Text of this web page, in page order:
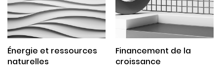
Énergie et ressources
naturelles
Financement de la
croissance